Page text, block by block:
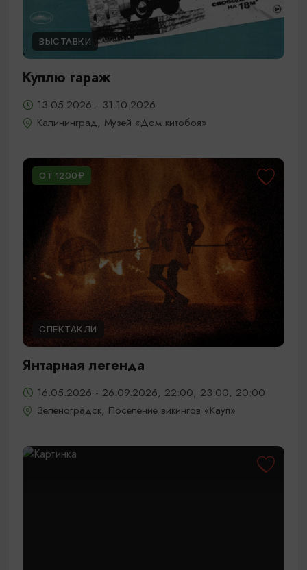
ВЫСТАВКИ
Куплю гараж
13.05.2026 - 31.10.2026
Калининград, Музей «Дом китобоя»
ОТ 1200₽
СПЕКТАКЛИ
Янтарная легенда
16.05.2026 - 26.09.2026, 22:00, 23:00, 20:00
Зеленоградск, Поселение викингов «Кауп»